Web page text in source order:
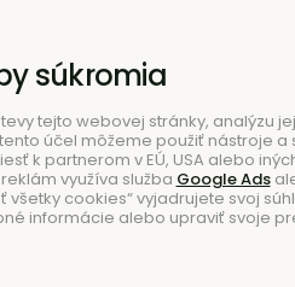
súkromia
tejto webovej stránky, analýzu
účel môžeme použiť nástroje a
k partnerom v EÚ, USA alebo
využíva služba Google Ads
všetky cookies“ vyjadrujete svoj
informácie alebo upraviť svoje